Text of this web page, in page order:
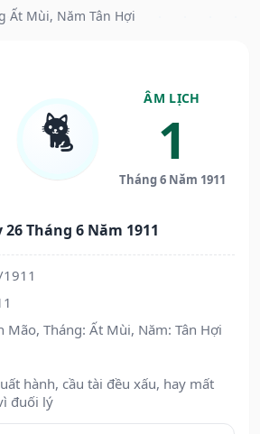
Ất Mùi, Năm Tân Hợi
🐈
ÂM LỊCH
1
Tháng 6 Năm 1911
Tháng 6 Năm 1911
Mão, Tháng: Ất Mùi, Năm: Tân Hợi
hành, cầu tài đều xấu, hay mất
đuối lý